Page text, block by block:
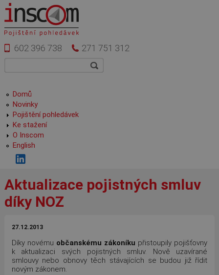
Přejít k hlavnímu obsahu
602 396 738 271 751 312
Hlavní menu
Domů
Novinky
Pojištění pohledávek
Ke stažení
O Inscom
English
Aktualizace pojistných smluv
díky NOZ
27.12.2013
Díky novému občanskému zákoníku přistoupily pojišťovny
k aktualizaci svých pojistných smluv. Nově uzavírané
smlouvy nebo obnovy těch stávajících se budou již řídit
novým zákonem.